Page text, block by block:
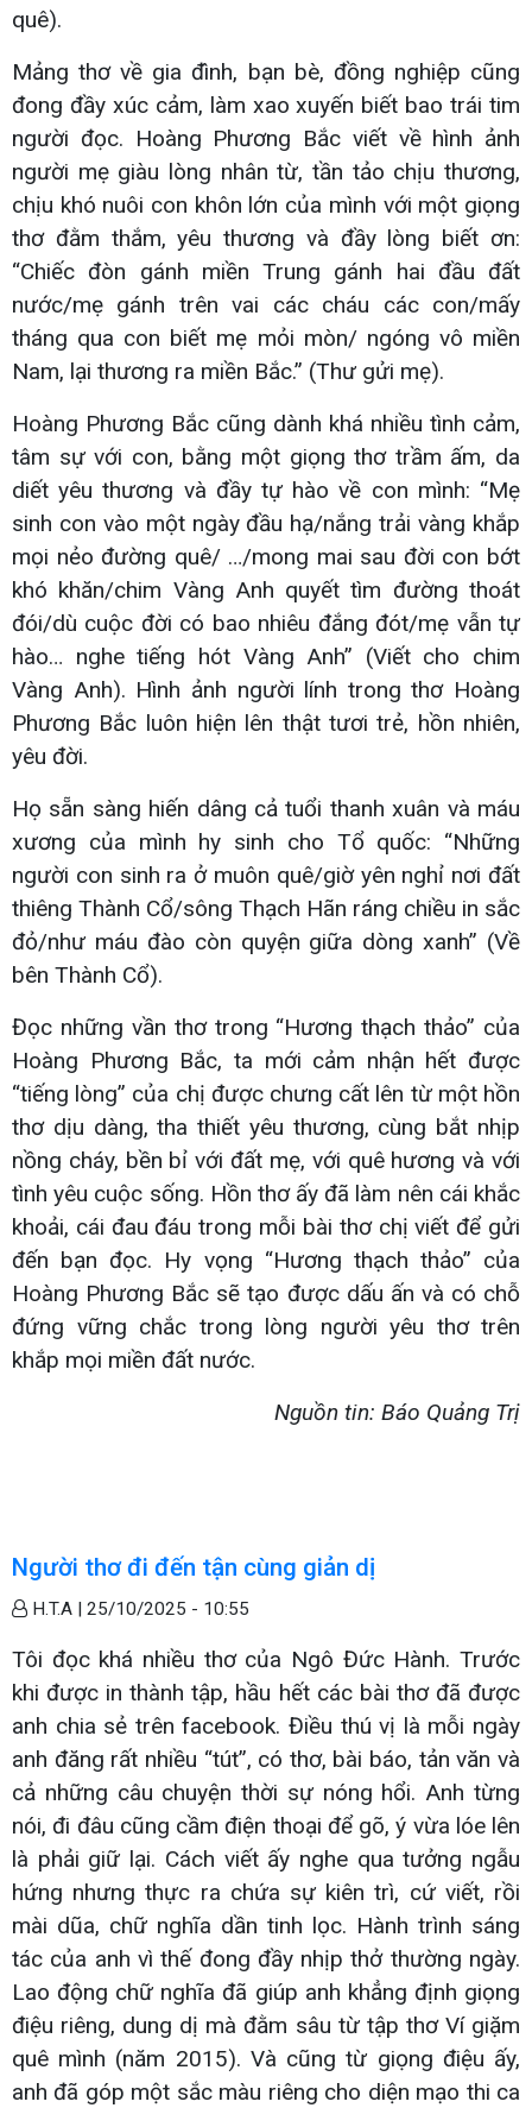
quê).
Mảng thơ về gia đình, bạn bè, đồng nghiệp cũng
đong đầy xúc cảm, làm xao xuyến biết bao trái tim
người đọc. Hoàng Phương Bắc viết về hình ảnh
người mẹ giàu lòng nhân từ, tần tảo chịu thương,
chịu khó nuôi con khôn lớn của mình với một giọng
thơ đằm thắm, yêu thương và đầy lòng biết ơn:
“Chiếc đòn gánh miền Trung gánh hai đầu đất
nước/mẹ gánh trên vai các cháu các con/mấy
tháng qua con biết mẹ mỏi mòn/ ngóng vô miền
Nam, lại thương ra miền Bắc.” (Thư gửi mẹ).
Hoàng Phương Bắc cũng dành khá nhiều tình cảm,
tâm sự với con, bằng một giọng thơ trầm ấm, da
diết yêu thương và đầy tự hào về con mình: “Mẹ
sinh con vào một ngày đầu hạ/nắng trải vàng khắp
mọi nẻo đường quê/ …/mong mai sau đời con bớt
khó khăn/chim Vàng Anh quyết tìm đường thoát
đói/dù cuộc đời có bao nhiêu đắng đót/mẹ vẫn tự
hào… nghe tiếng hót Vàng Anh” (Viết cho chim
Vàng Anh). Hình ảnh người lính trong thơ Hoàng
Phương Bắc luôn hiện lên thật tươi trẻ, hồn nhiên,
yêu đời.
Họ sẵn sàng hiến dâng cả tuổi thanh xuân và máu
xương của mình hy sinh cho Tổ quốc: “Những
người con sinh ra ở muôn quê/giờ yên nghỉ nơi đất
thiêng Thành Cổ/sông Thạch Hãn ráng chiều in sắc
đỏ/như máu đào còn quyện giữa dòng xanh” (Về
bên Thành Cổ).
Đọc những vần thơ trong “Hương thạch thảo” của
Hoàng Phương Bắc, ta mới cảm nhận hết được
“tiếng lòng” của chị được chưng cất lên từ một hồn
thơ dịu dàng, tha thiết yêu thương, cùng bắt nhịp
nồng cháy, bền bỉ với đất mẹ, với quê hương và với
tình yêu cuộc sống. Hồn thơ ấy đã làm nên cái khắc
khoải, cái đau đáu trong mỗi bài thơ chị viết để gửi
đến bạn đọc. Hy vọng “Hương thạch thảo” của
Hoàng Phương Bắc sẽ tạo được dấu ấn và có chỗ
đứng vững chắc trong lòng người yêu thơ trên
khắp mọi miền đất nước.
Nguồn tin: Báo Quảng Trị
Người thơ đi đến tận cùng giản dị
H.T.A | 25/10/2025 - 10:55
Tôi đọc khá nhiều thơ của Ngô Đức Hành. Trước
khi được in thành tập, hầu hết các bài thơ đã được
anh chia sẻ trên facebook. Điều thú vị là mỗi ngày
anh đăng rất nhiều “tút”, có thơ, bài báo, tản văn và
cả những câu chuyện thời sự nóng hổi. Anh từng
nói, đi đâu cũng cầm điện thoại để gõ, ý vừa lóe lên
là phải giữ lại. Cách viết ấy nghe qua tưởng ngẫu
hứng nhưng thực ra chứa sự kiên trì, cứ viết, rồi
mài dũa, chữ nghĩa dần tinh lọc. Hành trình sáng
tác của anh vì thế đong đầy nhịp thở thường ngày.
Lao động chữ nghĩa đã giúp anh khẳng định giọng
điệu riêng, dung dị mà đằm sâu từ tập thơ Ví giặm
quê mình (năm 2015). Và cũng từ giọng điệu ấy,
anh đã góp một sắc màu riêng cho diện mạo thi ca